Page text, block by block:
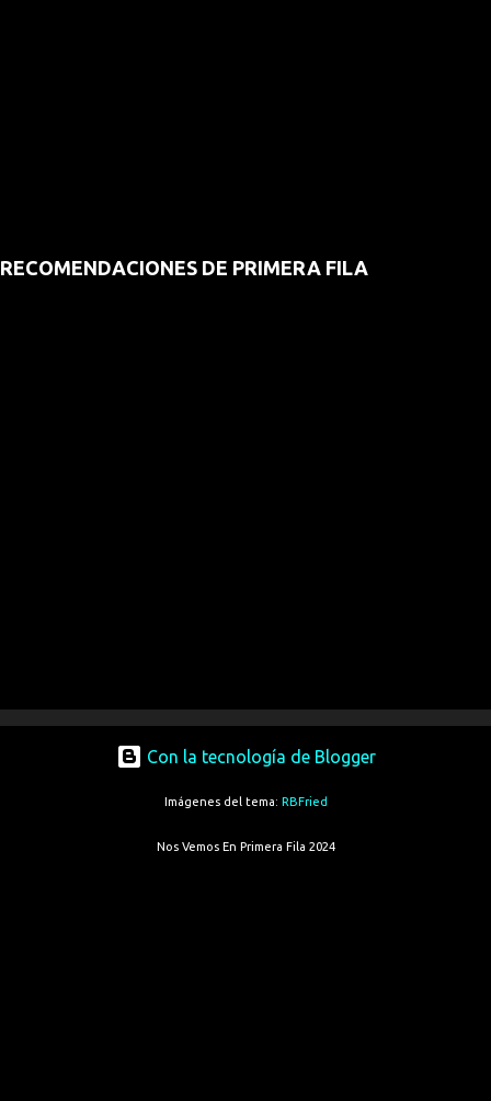
RECOMENDACIONES DE PRIMERA FILA
Con la tecnología de Blogger
Imágenes del tema: RBFried
Nos Vemos En Primera Fila 2024